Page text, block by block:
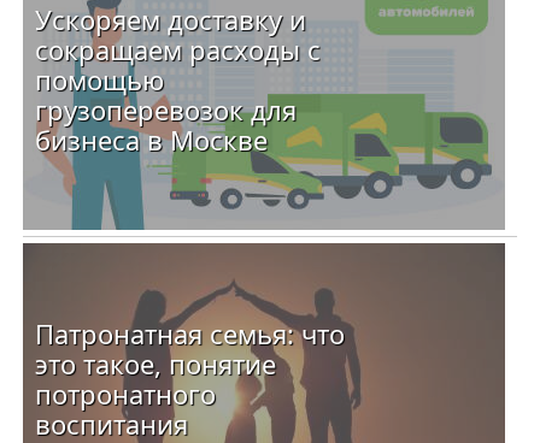
Ускоряем доставку и
сокращаем расходы с
помощью
грузоперевозок для
бизнеса в Москве
Патронатная семья: что
это такое, понятие
потронатного
воспитания